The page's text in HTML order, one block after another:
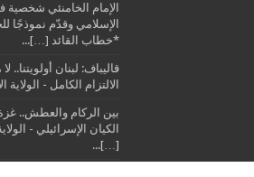
الإمام الخامنئي شخصية
الإسلامي وقدّم نموذجًا
*خطاب القائد […]...
قاليباف: لبنان
الالتزام الكامل -
بين الركام والعطش..
الكيان الإسرائيلي -
[…]...